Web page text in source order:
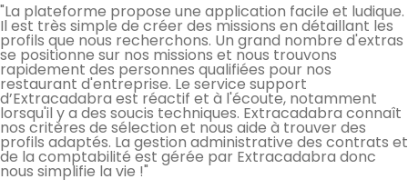
"La plateforme propose une application facile et ludique.
Il est très simple de créer des missions en détaillant les
profils que nous recherchons. Un grand nombre d'extras
se positionne sur nos missions et nous trouvons
rapidement des personnes qualifiées pour nos
restaurant d'entreprise. Le service support
d’Extracadabra est réactif et à l'écoute, notamment
lorsqu'il y a des soucis techniques. Extracadabra connaît
nos critères de sélection et nous aide à trouver des
profils adaptés. La gestion administrative des contrats et
de la comptabilité est gérée par Extracadabra donc
nous simplifie la vie !"